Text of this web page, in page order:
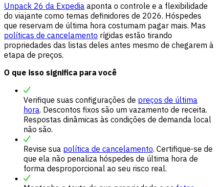
Unpack 26 da Expedia aponta o controle e a flexibilidade
do viajante como temas definidores de 2026. Hóspedes
que reservam de última hora costumam pagar mais. Mas
políticas de cancelamento rígidas estão tirando
propriedades das listas deles antes mesmo de chegarem à
etapa de preços.
O que isso significa para você
Verifique suas configurações de preços de última
hora. Descontos fixos são um vazamento de receita.
Respostas dinâmicas às condições de demanda local
não são.
Revise sua política de cancelamento. Certifique-se de
que ela não penaliza hóspedes de última hora de
forma desproporcional ao seu risco real.